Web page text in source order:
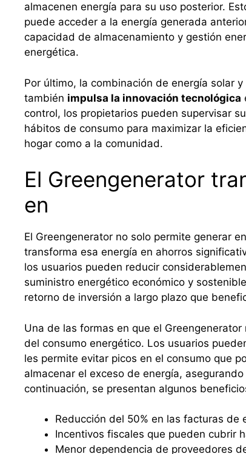
almacenen energía para su uso posterior.
puede acceder a la energía generada
capacidad de almacenamiento y gestión
energética.
Por último, la combinación de energía solar
también impulsa la innovación tecnológica
control, los propietarios pueden supervisar
hábitos de consumo para maximizar la
hogar como a la comunidad.
El Greengenerator
en
El Greengenerator no solo permite generar
transforma esa energía en ahorros
los usuarios pueden reducir
suministro energético económico y
retorno de inversión a largo plazo que
Una de las formas en que el
del consumo energético. Los usuarios
les permite evitar picos en el consumo que
almacenar el exceso de energía,
continuación, se presentan algunos
Reducción del 50% en las facturas de
Incentivos fiscales que pueden cubrir
Menor dependencia de proveedores